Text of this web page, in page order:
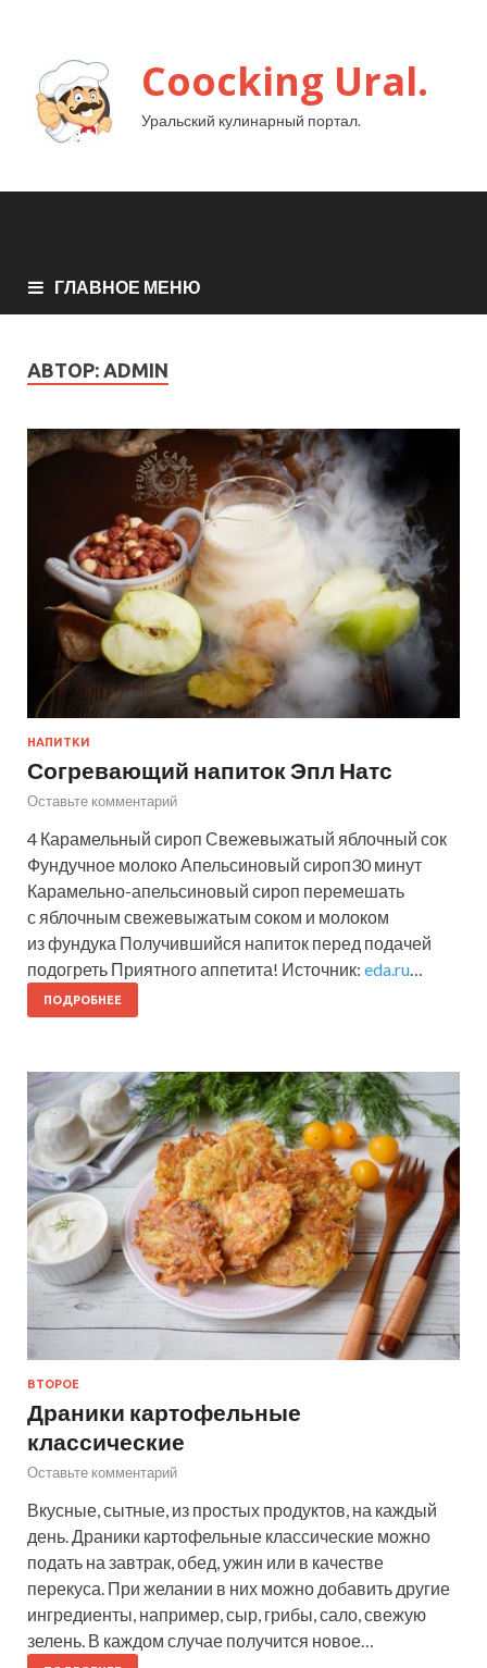
Coocking Ural.
Уральский кулинарный портал.
ГЛАВНОЕ МЕНЮ
АВТОР: ADMIN
НАПИТКИ
Согревающий напиток Эпл Натс
Оставьте комментарий
4 Карамельный сироп Свежевыжатый яблочный сок
Фундучное молоко Апельсиновый сироп30 минут
Карамельно-апельсиновый сироп перемешать
с яблочным свежевыжатым соком и молоком
из фундука Получившийся напиток перед подачей
подогреть Приятного аппетита! Источник: eda.ru…
ПОДРОБНЕЕ
ВТОРОЕ
Драники картофельные
классические
Оставьте комментарий
Вкусные, сытные, из простых продуктов, на каждый
день. Драники картофельные классические можно
подать на завтрак, обед, ужин или в качестве
перекуса. При желании в них можно добавить другие
ингредиенты, например, сыр, грибы, сало, свежую
зелень. В каждом случае получится новое…